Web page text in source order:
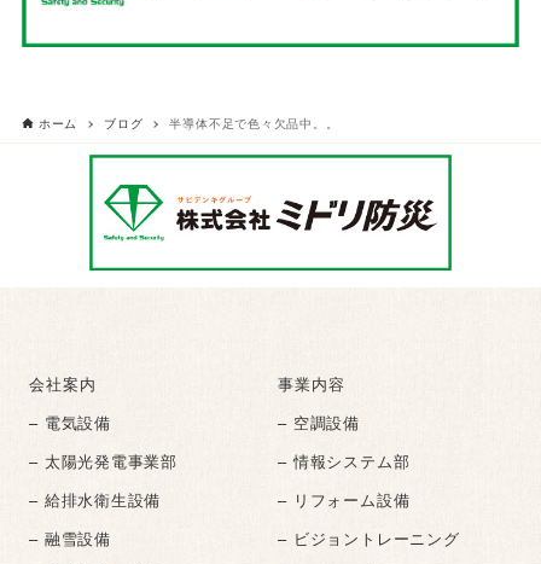
ホーム ブログ 半導体不足で色々欠品中。。
会社案内
事業内容
– 電気設備
– 空調設備
– 太陽光発電事業部
– 情報システム部
– 給排水衛生設備
– リフォーム設備
– 融雪設備
– ビジョントレーニング